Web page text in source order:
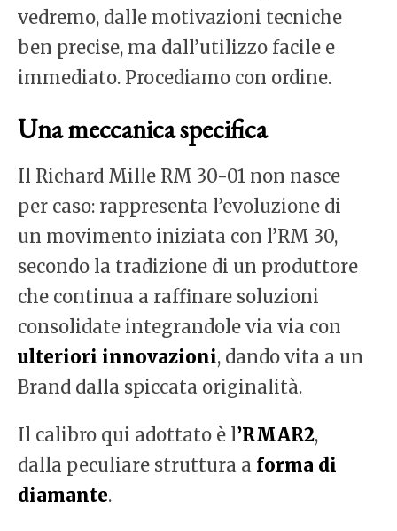
vedremo, dalle motivazioni tecniche
ben precise, ma dall’utilizzo facile e
immediato. Procediamo con ordine.
Una meccanica specifica
Il Richard Mille RM 30-01 non nasce
per caso: rappresenta l’evoluzione di
un movimento iniziata con l’RM 30,
secondo la tradizione di un produttore
che continua a raffinare soluzioni
consolidate integrandole via via con
ulteriori innovazioni, dando vita a un
Brand dalla spiccata originalità.
Il calibro qui adottato è l’RMAR2,
dalla peculiare struttura a forma di
diamante.